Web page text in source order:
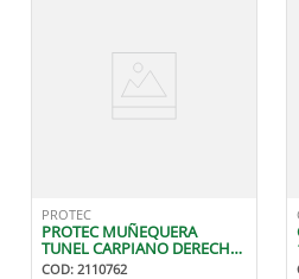
PROTEC
PROTEC MUÑEQUERA
TUNEL CARPIANO DERECHA
M
COD: 2110762